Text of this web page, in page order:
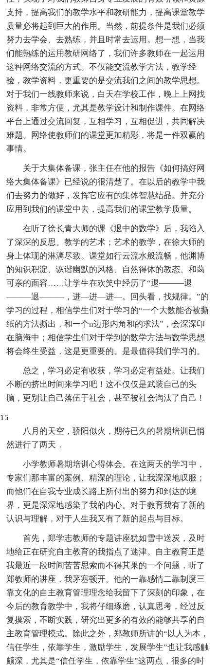
支持，提高我们的教学水平和教研能力，提高课堂教学
质量必将起到巨大的作用。当然，前提条件是我们必须
努力去学会、去熟练，并且时常去运用。想一想，当我
们能熟练的运用教研网络了，我们许多教师在一起运用
这种网络交流的方式。不仅能交流教学方法，教学经
验，教学资料，更重要的是交流我们之间的教学思想。
对于我们一线教师来说，白天在学校工作，晚上上网找
资料，非常方便，尤其是教学设计和制作课件。在网络
平台上通过交流回复，互相学习，互相促进，共同解决
难题。网络使教师们的课堂更加精彩，将是一件双赢的
事情。
关于大集体备课，张主任在他的报告《如何搞好网
络大集体备课》已经说的很清楚了。在以后的教学中我
们去努力的做好，发挥它应有的集体智慧结晶。并充分
应用到我们的课堂中去，提高我们的课堂教学质量。
在听了徐长青大师的课《退中的数学》后，我陷入
了深深的反思。教学的艺术；艺术的教学，在徐大师的
身上体现的淋漓尽致。课堂如行云流水般流畅，他渊博
的知识积淀、诙谐幽默的风格、自然得体的教态、和蔼
可亲的面容……让学生在欢笑中经历了“退———退
———退———，进—进—进—。回头看，找规律。”的
学习的过程，相信学生们对于学习的“一个大数能否被撕
纸的方法撕出，和一个n边形内角和的求法”，会深深印
在脑海中；相信学生们对于学到的数学方法与数学思想
将会终生受益，这是更重要的。是最值得我们学习的。
总之，学习必定有收获，学习必定有益处。让我们
不断的挤出时间来学习吧！这不仅仅是武装自己的头
脑，更别让自己落伍于社会，甚至被社会淘汰了自己！
15
八月的天空，骄阳似火，期待已久的暑期培训已悄
然进行了两天，
小学教师暑期培训心得体会。在这两天的学习中，
专家们那丰富的案例、精深的理论，让我深深地叹服；
而他们在自我专业成长路上所付出的努力和到达的境
界，更是深深地感染了我的内心。对于教育我有了新的
认识与理解，对于人生我又有了新的起点与目标。
首先，郑学志教师的专题讲座犹如雪中送炭，及时
地给正在研究自主教育的我指点了迷津。自主教育正是
我最近一段时间苦苦思索而不得其果的一个问题，听了
郑教师的讲座，我茅塞顿开。他的一靠感情二靠制度三
靠文化的自主教育管理理念给我留下了深刻的印象，在
今后的教育教学中，我将仔细琢磨，认真思考，经过反
复摸索，不断实践，研究出更多的有效的能够共享的自
主教育管理模式。除此之外，郑教师所讲的“以人为本，
信任学生，依靠学生，激励学生，发展学生”也让我感触
颇深，尤其是“信任学生，依靠学生”这两点，很多的时